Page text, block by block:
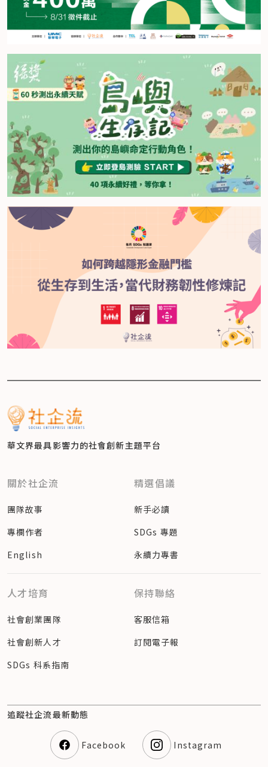
華文界最具影響力的社會創新主題平台
關於社企流
團隊故事
專欄作者
English
精選倡議
新手必讀
SDGs 專題
永續力專書
人才培育
社會創業團隊
社會創新人才
SDGs 科系指南
保持聯絡
客服信箱
訂閱電子報
追蹤社企流最新動態
Facebook Instagram